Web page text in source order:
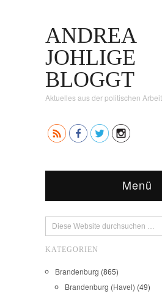
ANDREA
JOHLIGE
BLOGGT
Aktuelles aus der politischen Arbeit
Menü
KATEGORIEN
Brandenburg (865)
Brandenburg (Havel) (49)